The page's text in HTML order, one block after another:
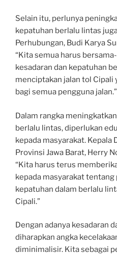
Selain itu, perlunya
kepatuhan berlalu lintas
Perhubungan, Budi Karya
“Kita semua harus
kesadaran dan kepatuhan
menciptakan jalan tol Cipali
bagi semua pengguna jalan.”
Dalam rangka
berlalu lintas, diperlukan
kepada masyarakat. Kepala
Provinsi Jawa Barat, Herry
“Kita harus terus
kepada masyarakat
kepatuhan dalam berlalu
Cipali.”
Dengan adanya kesadaran
diharapkan angka
diminimalisir. Kita sebagai